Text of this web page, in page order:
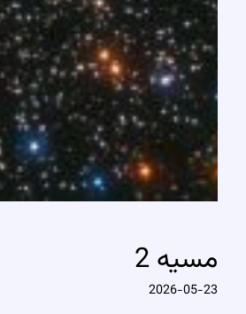
مسیه 2
2026-05-23